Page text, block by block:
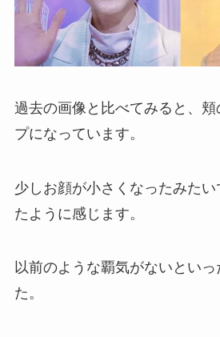
過去の画像と比べてみると、
プになっています。
少しお顔が小さくなったみた
たように感じます。
以前のような覇気がないとい
た。